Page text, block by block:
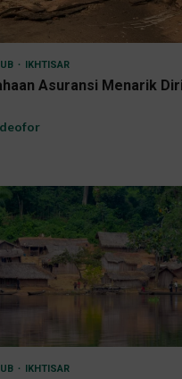
IKHTISAR
Asuransi Menarik
IKHTISAR